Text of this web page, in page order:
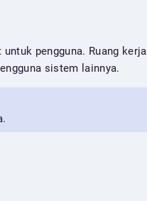
pengguna. Ruang kerja
sistem lainnya.